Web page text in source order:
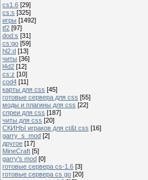
cs1.6 [29]
cs:s [325]
игры [1492]
tf2 [97]
dod:s [31]
cs:go [59]
hl2:d [13]
читы [36]
l4d2 [12]
cs:z [10]
cod4 [11]
карты для css [45]
готовые сервера для css [55]
моды и плагины для css [22]
спреи для css [187]
читы для css [20]
СКИНЫ играков для ct&t css [16]
garry_s_mod [2]
другое [17]
MineCraft [5]
garry's mod [0]
готовые сервера cs-1.6 [3]
готовые сервера cs go [20]